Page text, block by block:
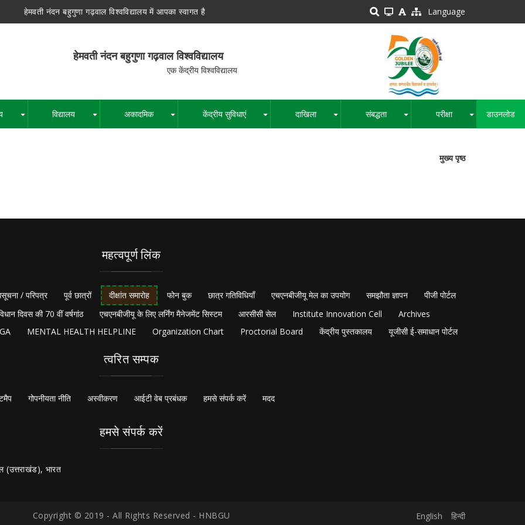
हेमवती नंदन बहुगुणा गढ़वाल विश्वविद्यालय में आपका स्वागत है Language
बहुगुणा गढ़वाल विश्वविद्यालय
विश्वविद्यालय
विद्यालय अकादमिक केंद्रीय सुविधाएं दाखिला संबद्धता परीक्षा डाउनलोड
मुख्य पृष्ठ
महत्वपूर्ण लिंक
/ परिपत्र पूर्व छात्रों दीक्षांत समारोह फोन बुक छात्र गतिविधियाँ एचएनबीजीयू मेल का उपयोग समझौता ज्ञापन
पीजी पोर्टल
दिवस की 70 वीं वर्षगांठ एचएनबीजीयू के लिए लर्निंग मैनेजमेंट सिस्टम आरसीसी सेल Institute Innovation Cell
Archives
MENTAL HEALTH HELPLINE Organization Chart Proctorial Board केंद्रीय पुस्तकालय यूजीसी ई-समाधान पोर्टल
त्वरित सम्पक
गोपनीयता नीति अस्वीकरण आईटी वेब प्रबंधक हमसे संपर्क करें मदद
हमसे संपर्क करें
(उत्तराखंड), भारत
Copyright © 2019 - All Rights Reserved - HNBGU English हिन्दी